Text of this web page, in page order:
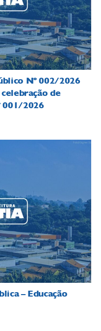
Nº 002/2026
de
001/2026
– Educação